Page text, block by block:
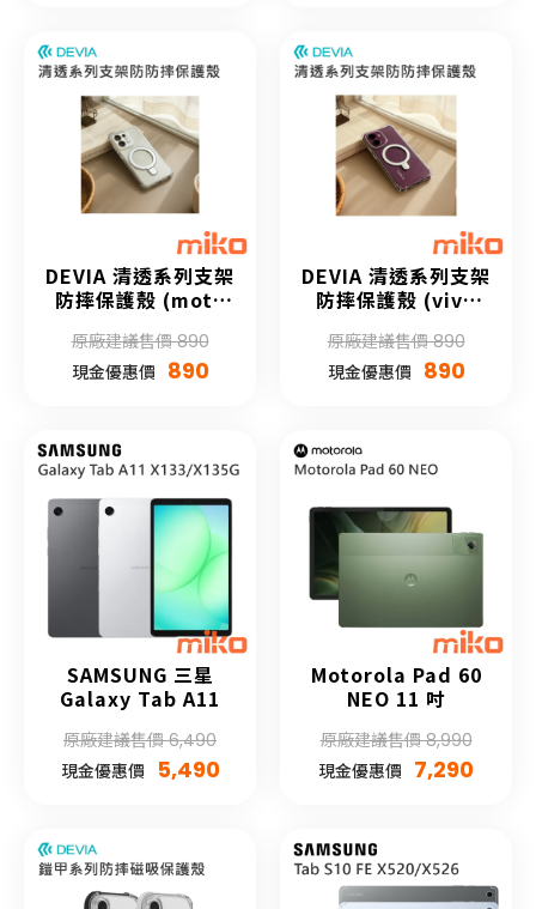
DEVIA 清透系列支架
防摔保護殼 (moto
原廠建議售價 890
現金優惠價 890
DEVIA 清透系列支架
防摔保護殼 (vivo
原廠建議售價 890
現金優惠價 890
SAMSUNG 三星
Galaxy Tab A11
原廠建議售價 6,490
現金優惠價
5,490
Motorola Pad 60
NEO 11 吋
原廠建議售價 8,990
現金優惠價 7,290